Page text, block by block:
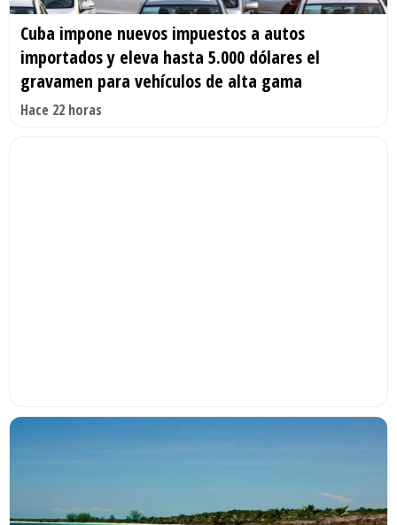
Cuba impone nuevos impuestos a autos
importados y eleva hasta 5.000 dólares el
gravamen para vehículos de alta gama
Hace 22 horas